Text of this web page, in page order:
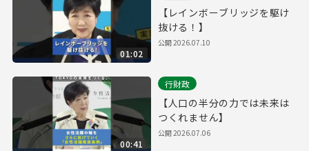
01:02
【レインボーブリッジを駆け
抜ける！】
公開2026.07.10
00:41
行財政
【人口の半分の力では未来は
つくれません】
公開2026.07.06